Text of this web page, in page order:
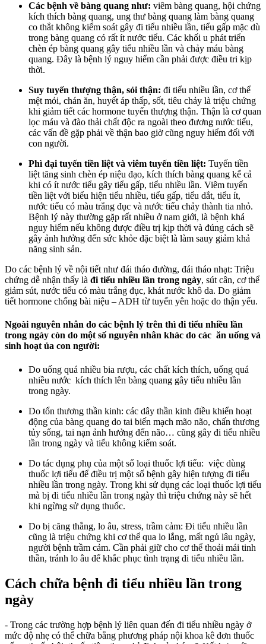
Các bệnh về bàng quang như: viêm bàng quang, hội chứng
kích thích bàng quang, ung thư bàng quang làm bàng quang
co thắt không kiểm soát gây đi tiểu nhiều lần, tiểu gấp mặc dù
trong bàng quang có rất ít nước tiểu. Các khối u phát triển
chèn ép bàng quang gây tiểu nhiều lần và chảy máu bàng
quang. Đây là bệnh lý nguy hiểm cần phải được điều tri kịp
thời.
Suy tuyến thượng thận, sỏi thận: đi tiểu nhiều lần, cơ thể
mệt mỏi, chán ăn, huyết áp thấp, sốt, tiêu chảy là triệu chứng
khi giảm tiết các hormone tuyến thượng thận. Thận là cơ quan
lọc máu và đào thải chất độc ra ngoài theo đương nước tiểu,
các vấn đề gặp phải về thận bao giờ cũng nguy hiểm đối với
con người.
Phì đại tuyến tiền liệt và viêm tuyến tiền liệt: Tuyến tiền
liệt tăng sinh chèn ép niệu đạo, kích thích bàng quang kể cả
khi có ít nước tiểu gây tiểu gấp, tiểu nhiều lần. Viêm tuyến
tiền liệt với biểu hiện tiểu nhiều, tiểu gấp, tiểu dắt, tiểu ít,
nước tiểu có màu trắng đục và nước tiểu chảy thành tia nhỏ.
Bệnh lý này thường gặp rất nhiều ở nam giới, là bệnh khá
nguy hiểm nếu không được điều trị kịp thời và đúng cách sẽ
gây ảnh hưởng đến sức khỏe đặc biệt là làm sauy giảm khả
năng sinh sản.
Do các bệnh lý về nội tiết như đái tháo đường, đái tháo nhạt: Triệu
chứng dễ nhận thấy là đi tiểu nhiều lần trong ngày, sút cân, cơ thể
giảm sút, nước tiểu có màu trắng đục, khát nước khô da. Do giảm
tiết hormone chống bài niệu – ADH từ tuyến yên hoặc do thận yếu.
Ngoài nguyên nhân do các bệnh lý trên thì đi tiểu nhiều lần
trong ngày còn do một số nguyên nhân khác do các ăn uống và
sinh hoạt ủa con người:
Do uống quá nhiều bia rượu, các chất kích thích, uống quá
nhiều nước kích thích lên bàng quang gây tiểu nhiều lần
trong ngày.
Do tổn thương thần kinh: các dây thần kinh điều khiển hoạt
động của bàng quang do tai biến mạch mão não, chấn thương
tủy sống, tai nạn ảnh hưởng đến não… cũng gây đi tiểu nhiều
lần trong ngày và tiểu không kiểm soát.
Do tác dụng phụ của một số loại thuốc lợi tiểu: việc dùng
thuốc lợi tiểu để điều trị một số bệnh gây hiện tượng đi tiểu
nhiều lần trong ngày. Trong khi sử dụng các loại thuốc lợi tiểu
mà bị đi tiểu nhiều lần trong ngày thì triệu chứng này sẽ hết
khi ngừng sử dụng thuốc.
Do bị căng thẳng, lo âu, stress, trầm cảm: Đi tiểu nhiều lần
cũng là triệu chứng khi cơ thể qua lo lắng, mất ngủ lâu ngày,
người bệnh trầm cảm. Cần phải giữ cho cơ thể thoải mái tinh
thần, tránh lo âu để khắc phục tình trạng đi tiểu nhiều lần.
Cách chữa bệnh đi tiểu nhiều lần trong
ngày
- Trong các trường hợp bệnh lý liên quan đến đi tiểu nhiều ngày ở
mức độ nhẹ có thể chữa bằng phương pháp nội khoa kê đơn thuốc